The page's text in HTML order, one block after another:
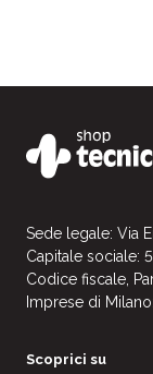
Sede legale: Via
Capitale sociale:
Codice fiscale,
Imprese di
Scoprici su